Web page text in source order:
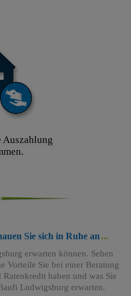
Auszahlung
Sie sich in Ruhe an
erwarten können. Sehen
Vorteile Sie bei einer Beratung
haben und was Sie
Ludwigsburg erwarten.